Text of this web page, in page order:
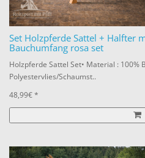
Set Holzpferde Sattel + Halfter
Bauchumfang rosa set
Holzpferde Sattel Set• Material : 100%
Polyestervlies/Schaumst..
48,99€ *